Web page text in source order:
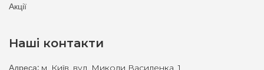
Акції
Наші контакти
Адреса: м. Київ, вул. Миколи Василенка, 1